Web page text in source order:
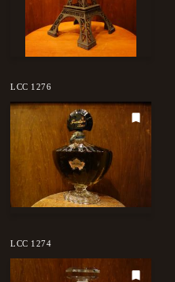
LCC 1276
LCC 1274